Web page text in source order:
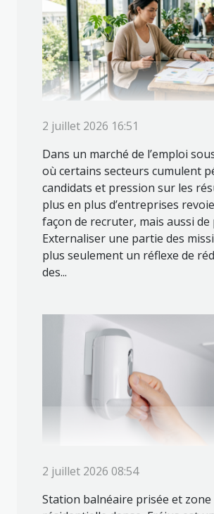
2 juillet 2026 16:51
Dans un marché de l’emploi
où certains secteurs cumulent
candidats et pression sur les
plus en plus d’entreprises
façon de recruter, mais aussi
Externaliser une partie des
plus seulement un réflexe de
des...
2 juillet 2026 08:54
Station balnéaire prisée et zone